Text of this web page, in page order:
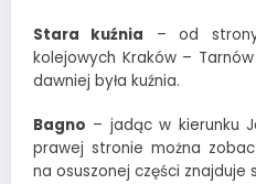
Stara kuźnia – od
kolejowych Kraków –
dawniej była kuźnia.
Bagno – jadąc w kierunku
prawej stronie można
na osuszonej części znajduje